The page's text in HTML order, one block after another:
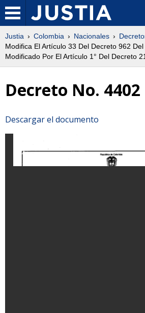
Justia Colombia Nacionales
Modifica El Artículo 33 Del Decreto 962
Modificado Por El Artículo 1° Del Decreto
Decreto No. 4402
Descargar el documento